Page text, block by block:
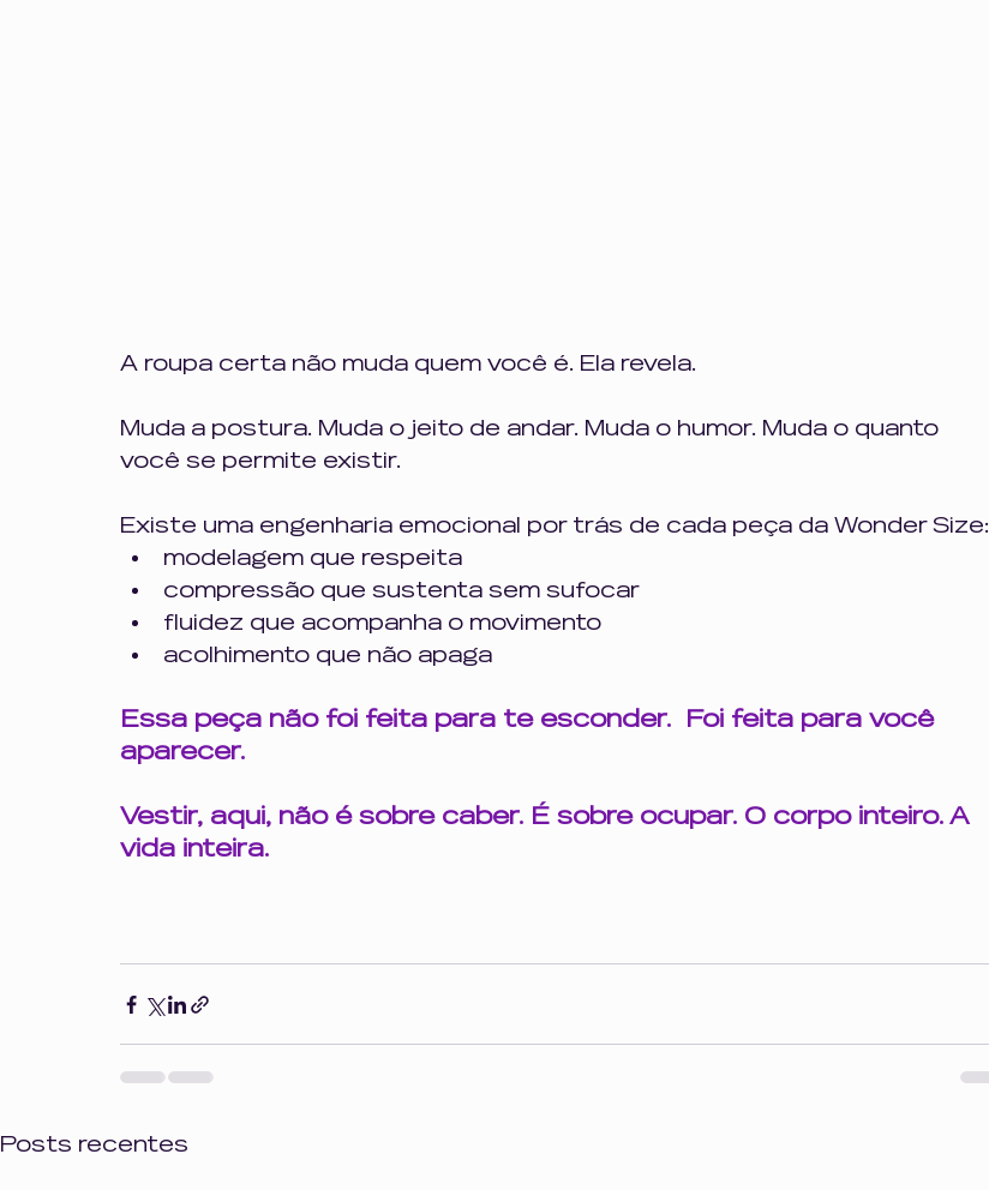
A roupa certa não muda quem você é. Ela revela.
Muda a postura. Muda o jeito de andar. Muda o humor. Muda o quanto
você se permite existir.
Existe uma engenharia emocional por trás de cada peça da Wonder Size:
modelagem que respeita
compressão que sustenta sem sufocar
fluidez que acompanha o movimento
acolhimento que não apaga
Essa peça não foi feita para te esconder.  Foi feita para você
aparecer.
Vestir, aqui, não é sobre caber. É sobre ocupar. O corpo inteiro. A
vida inteira.
Posts recentes